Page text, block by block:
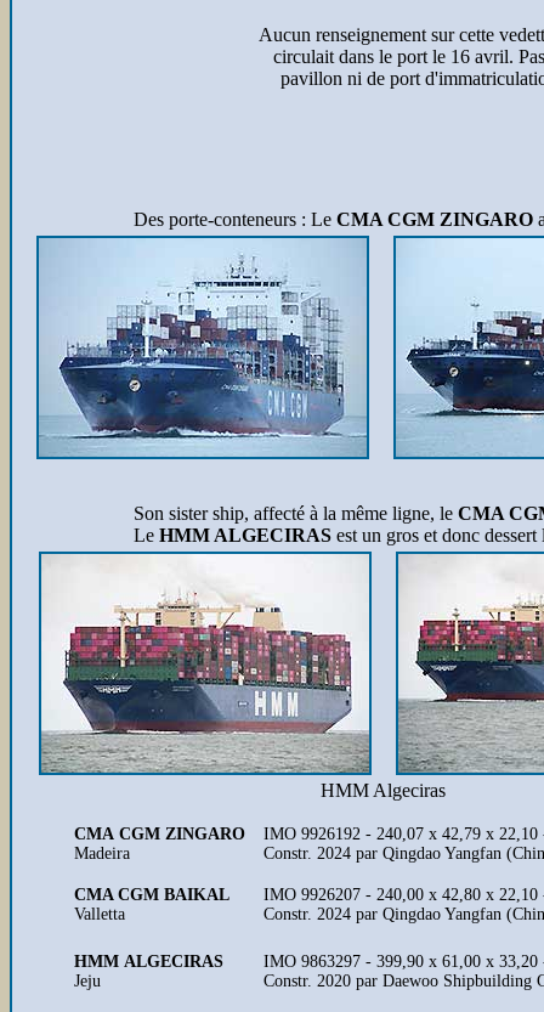
Aucun renseignement sur cette
circulait dans le port le 16 avril.
pavillon ni de port
Des porte-conteneurs : Le CMA CGM ZINGARO
Son sister ship, affecté à la même ligne, le CMA
Le HMM ALGECIRAS est un gros et donc
HMM Algeciras
CMA CGM ZINGARO
Madeira
IMO 9926192 - 240,07 x 42,79 x
Constr. 2024 par Qingdao Yangfan
CMA CGM BAIKAL
Valletta
IMO 9926207 - 240,00 x 42,80 x
Constr. 2024 par Qingdao Yangfan
HMM ALGECIRAS
Jeju
IMO 9863297 - 399,90 x 61,00 x
Constr. 2020 par Daewoo Shipbuilding